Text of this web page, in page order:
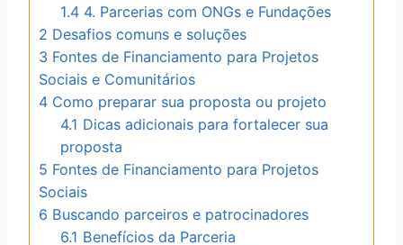
1.4 4. Parcerias com ONGs e Fundações
2 Desafios comuns e soluções
3 Fontes de Financiamento para Projetos
Sociais e Comunitários
4 Como preparar sua proposta ou projeto
4.1 Dicas adicionais para fortalecer sua
proposta
5 Fontes de Financiamento para Projetos
Sociais
6 Buscando parceiros e patrocinadores
6.1 Benefícios da Parceria